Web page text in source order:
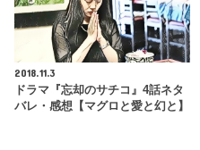
2018.11.3
ドラマ『忘却のサチコ』4話ネタ
バレ・感想【マグロと愛と幻と】